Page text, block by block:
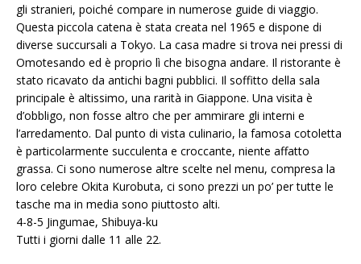
gli stranieri, poiché compare in numerose guide di viaggio.
Questa piccola catena è stata creata nel 1965 e dispone di
diverse succursali a Tokyo. La casa madre si trova nei pressi di
Omotesando ed è proprio lì che bisogna andare. Il ristorante è
stato ricavato da antichi bagni pubblici. Il soffitto della sala
principale è altissimo, una rarità in Giappone. Una visita è
d’obbligo, non fosse altro che per ammirare gli interni e
l’arredamento. Dal punto di vista culinario, la famosa cotoletta
è particolarmente succulenta e croccante, niente affatto
grassa. Ci sono numerose altre scelte nel menu, compresa la
loro celebre Okita Kurobuta, ci sono prezzi un po’ per tutte le
tasche ma in media sono piuttosto alti.
4-8-5 Jingumae, Shibuya-ku
Tutti i giorni dalle 11 alle 22.